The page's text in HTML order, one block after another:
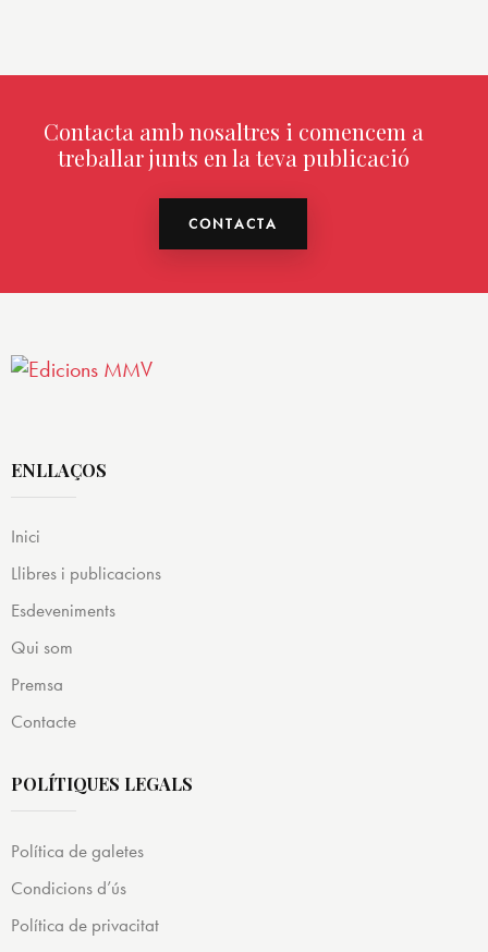
Contacta amb nosaltres i comencem a
treballar junts en la teva publicació
CONTACTA
ENLLAÇOS
Inici
Llibres i publicacions
Esdeveniments
Qui som
Premsa
Contacte
POLÍTIQUES LEGALS
Política de galetes
Condicions d’ús
Política de privacitat